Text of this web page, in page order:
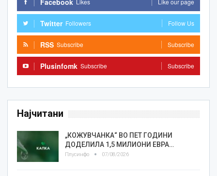
Facebook Likes Like our page
Twitter Followers Follow Us
RSS Subscribe Subscribe
Plusinfomk Subscribe Subscribe
Најчитани
„КОЖУВЧАНКА“ ВО ПЕТ ГОДИНИ
ДОДЕЛИЛА 1,5 МИЛИОНИ ЕВРА…
Плусинфо 07/08/2026